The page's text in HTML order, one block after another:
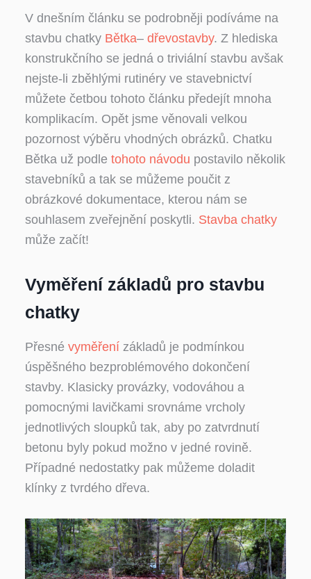
V dnešním článku se podrobněji podíváme na
stavbu chatky Bětka– dřevostavby. Z hlediska
konstrukčního se jedná o triviální stavbu avšak
nejste-li zběhlými rutinéry ve stavebnictví
můžete četbou tohoto článku předejít mnoha
komplikacím. Opět jsme věnovali velkou
pozornost výběru vhodných obrázků. Chatku
Bětka už podle tohoto návodu postavilo několik
stavebníků a tak se můžeme poučit z
obrázkové dokumentace, kterou nám se
souhlasem zveřejnění poskytli. Stavba chatky
může začít!
Vyměření základů pro stavbu
chatky
Přesné vyměřenízákladů je podmínkou
úspěšného bezproblémového dokončení
stavby. Klasicky provázky, vodováhou a
pomocnými lavičkami srovnáme vrcholy
jednotlivých sloupků tak, aby po zatvrdnutí
betonu byly pokud možno v jedné rovině.
Případné nedostatky pak můžeme doladit
klínky z tvrdého dřeva.